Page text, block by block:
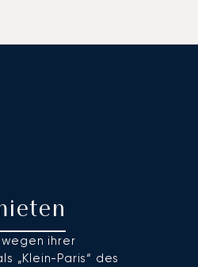
ihrer
„Klein-Paris“ des